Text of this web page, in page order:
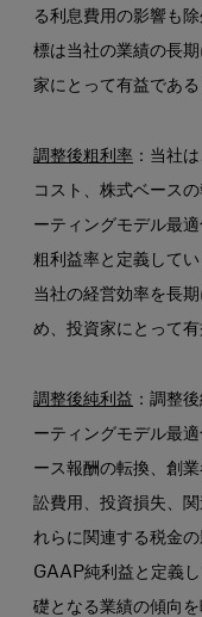
る利息費用の影響も
標は当社の業績の長
家にとって有益である
調整後粗利率 ：当社
コスト、株式ベース
ーティングモデル最
粗利益率と定義して
当社の経営効率を長
め、投資家にとって
調整後純利益 ：調整
ーティングモデル最
ース報酬の転換、創
訟費用、投資損失、
れらに関連する税金
GAAP純利益と定義
礎となる業績の傾向